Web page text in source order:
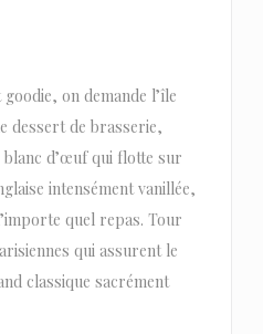
on demande l’île
dessert de brasserie,
blanc d’œuf qui flotte sur
intensément vanillée,
quel repas. Tour
qui assurent le
classique sacrément